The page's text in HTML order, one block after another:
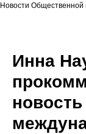
Новости Общественной
Инна